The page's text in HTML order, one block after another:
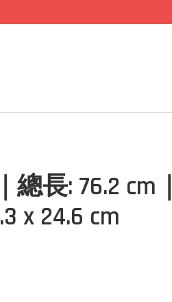
總長: 76.2 cm
x 24.6 cm